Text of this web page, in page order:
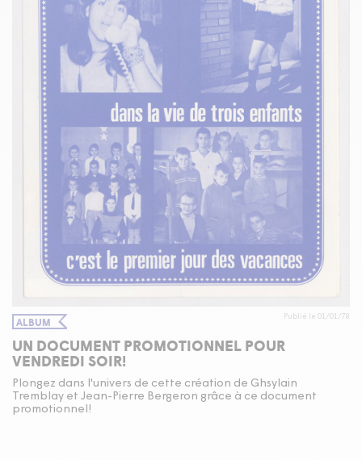
ALBUM Publié le 01/01/78
UN DOCUMENT PROMOTIONNEL POUR
VENDREDI SOIR!
Plongez dans l'univers de cette création de Ghsylain
Tremblay et Jean-Pierre Bergeron grâce à ce document
promotionnel!